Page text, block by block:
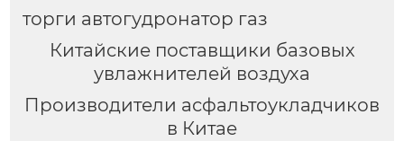
торги автогудронатор газ
Китайские поставщики базовых
увлажнителей воздуха
Производители асфальтоукладчиков
в Китае